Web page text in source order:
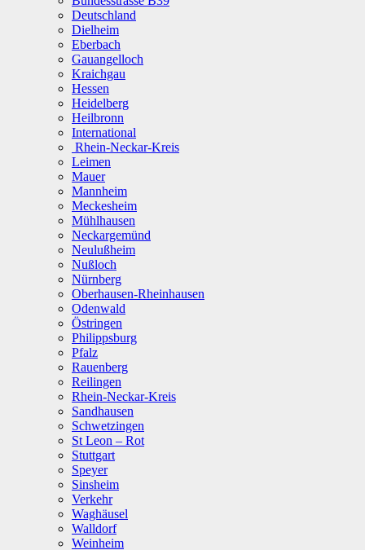
Deutschland
Dielheim
Eberbach
Gauangelloch
Kraichgau
Hessen
Heidelberg
Heilbronn
International
Rhein-Neckar-Kreis
Leimen
Mauer
Mannheim
Meckesheim
Mühlhausen
Neckargemünd
Neulußheim
Nußloch
Nürnberg
Oberhausen-Rheinhausen
Odenwald
Östringen
Philippsburg
Pfalz
Rauenberg
Reilingen
Rhein-Neckar-Kreis
Sandhausen
Schwetzingen
St Leon – Rot
Stuttgart
Speyer
Sinsheim
Verkehr
Waghäusel
Walldorf
Weinheim